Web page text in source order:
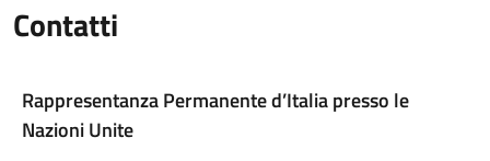
Contatti
Rappresentanza Permanente d’Italia presso le
Nazioni Unite